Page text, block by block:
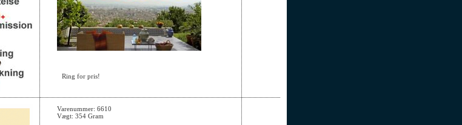
Ring for pris!
Varenummer: 6610
Vægt: 354 Gram